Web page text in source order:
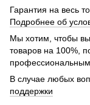
Гарантия на весь
Подробнее об
Мы хотим, чтобы
товаров на 100%,
В случае любых
поддержки